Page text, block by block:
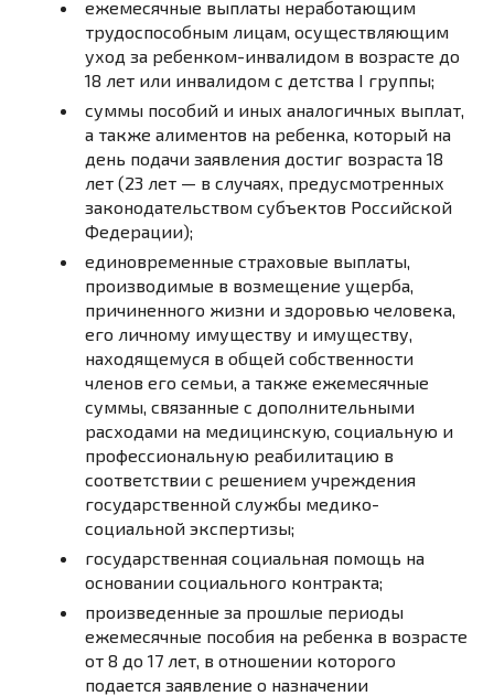
ежемесячные выплаты неработающим
трудоспособным лицам, осуществляющим
уход за ребенком-инвалидом в возрасте до
18 лет или инвалидом с детства I группы;
суммы пособий и иных аналогичных выплат,
а также алиментов на ребенка, который на
день подачи заявления достиг возраста 18
лет (23 лет — в случаях, предусмотренных
законодательством субъектов Российской
Федерации);
единовременные страховые выплаты,
производимые в возмещение ущерба,
причиненного жизни и здоровью человека,
его личному имуществу и имуществу,
находящемуся в общей собственности
членов его семьи, а также ежемесячные
суммы, связанные с дополнительными
расходами на медицинскую, социальную и
профессиональную реабилитацию в
соответствии с решением учреждения
государственной службы медико-
социальной экспертизы;
государственная социальная помощь на
основании социального контракта;
произведенные за прошлые периоды
ежемесячные пособия на ребенка в возрасте
от 8 до 17 лет, в отношении которого
подается заявление о назначении